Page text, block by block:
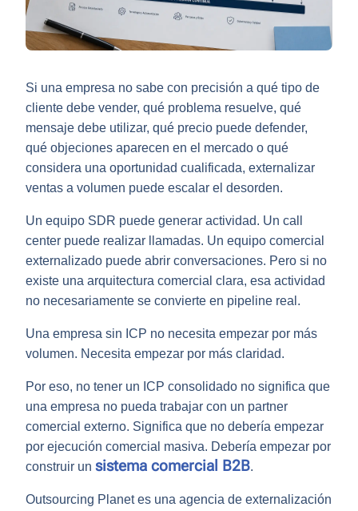
Si una empresa no sabe con precisión a qué tipo de
cliente debe vender, qué problema resuelve, qué
mensaje debe utilizar, qué precio puede defender,
qué objeciones aparecen en el mercado o qué
considera una oportunidad cualificada,externalizar
ventas a volumen puede escalar el desorden.
Un equipo SDR puede generar actividad. Un call
center puede realizar llamadas. Un equipo comercial
externalizado puede abrir conversaciones. Pero si no
existe una arquitectura comercial clara, esa actividad
no necesariamente se convierte en pipeline real.
Una empresa sin ICP no necesita empezar por más
volumen. Necesita empezar por más claridad.
Por eso, no tener un ICP consolidado no significa que
una empresa no pueda trabajar con un partner
comercial externo. Significa que no debería empezar
por ejecución comercial masiva. Debería empezar por
construir unsistema comercial B2B.
Outsourcing Planetes una agencia de externalización